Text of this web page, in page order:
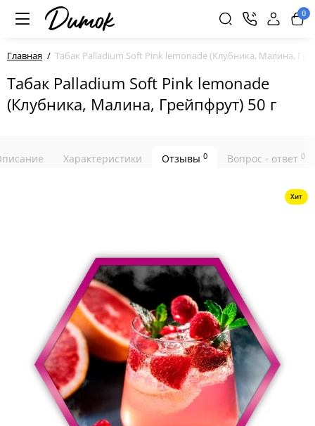
0
Главная Табак Palladium Soft Pink lemonade (Клубника, Малина,
Табак Palladium Soft Pink lemonade
(Клубника, Малина, Грейпфрут) 50 г
Характеристики Отзывы 0 Вопрос - ответ 0
Хит